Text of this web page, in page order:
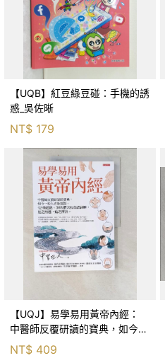
【UQB】紅豆綠豆碰：手機的誘
惑_吳佐晰
NT$ 179
【UQJ】易學易用黃帝內經：
中醫師反覆研讀的寶典，如今一
般人也能實踐。12條經絡、365
NT$ 409